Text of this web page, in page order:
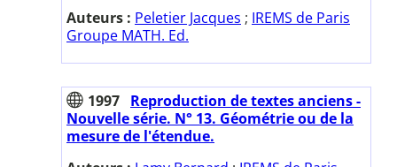
Auteurs : Peletier Jacques ; IREMS de Paris
Groupe MATH. Ed.
1997 Reproduction de textes anciens -
Nouvelle série. N° 13. Géométrie ou de la
mesure de l'étendue.